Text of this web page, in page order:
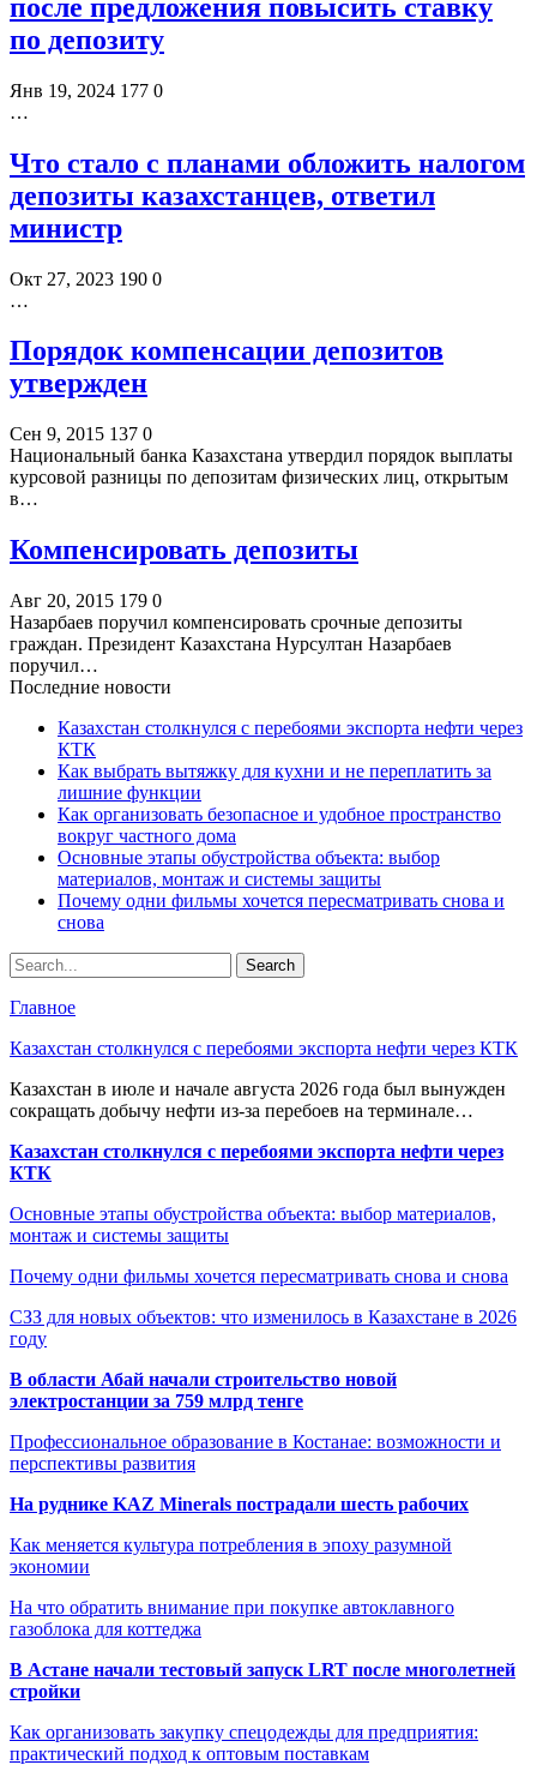
после предложения повысить ставку
по депозиту
Янв 19, 2024 177 0
…
Что стало с планами обложить налогом
депозиты казахстанцев, ответил
министр
Окт 27, 2023 190 0
…
Порядок компенсации депозитов
утвержден​
Сен 9, 2015 137 0
Национальный банка Казахстана утвердил порядок выплаты
курсовой разницы по депозитам физических лиц, открытым
в…
Компенсировать депозиты
Авг 20, 2015 179 0
Назарбаев поручил компенсировать срочные депозиты
граждан. Президент Казахстана Нурсултан Назарбаев
поручил…
Последние новости
Казахстан столкнулся с перебоями экспорта нефти через
КТК
Как выбрать вытяжку для кухни и не переплатить за
лишние функции
Как организовать безопасное и удобное пространство
вокруг частного дома
Основные этапы обустройства объекта: выбор
материалов, монтаж и системы защиты
Почему одни фильмы хочется пересматривать снова и
снова
Главное
Казахстан столкнулся с перебоями экспорта нефти через КТК
Казахстан в июле и начале августа 2026 года был вынужден
сокращать добычу нефти из-за перебоев на терминале…
Казахстан столкнулся с перебоями экспорта нефти через
КТК
Основные этапы обустройства объекта: выбор материалов,
монтаж и системы защиты
Почему одни фильмы хочется пересматривать снова и снова
СЗЗ для новых объектов: что изменилось в Казахстане в 2026
году
В области Абай начали строительство новой
электростанции за 759 млрд тенге
Профессиональное образование в Костанае: возможности и
перспективы развития
На руднике KAZ Minerals пострадали шесть рабочих
Как меняется культура потребления в эпоху разумной
экономии
На что обратить внимание при покупке автоклавного
газоблока для коттеджа
В Астане начали тестовый запуск LRT после многолетней
стройки
Как организовать закупку спецодежды для предприятия:
практический подход к оптовым поставкам